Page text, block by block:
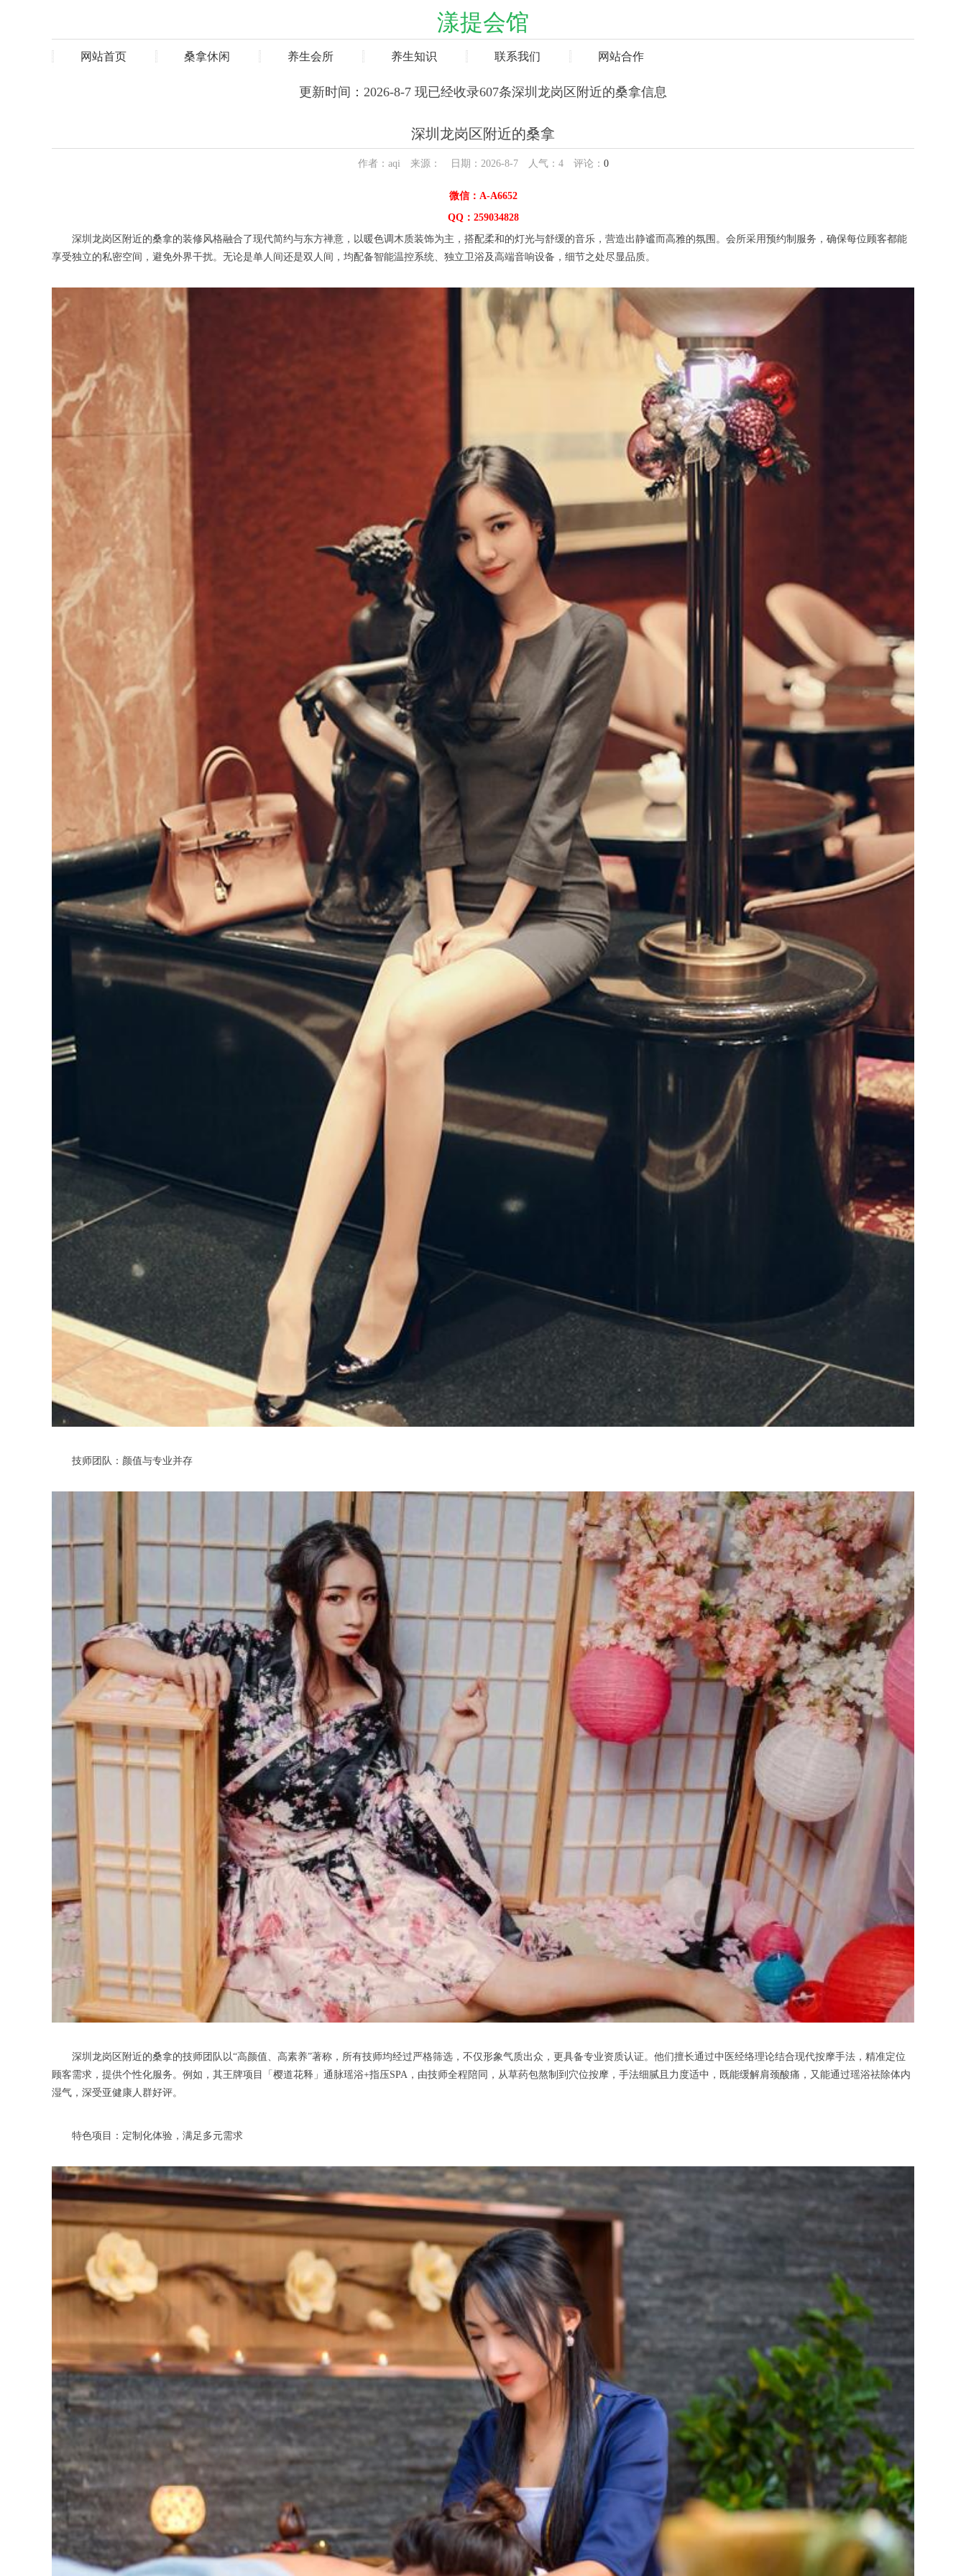
漾提会馆
网站首页 桑拿休闲 养生会所 养生知识 联系我们 网站合作
更新时间：2026-8-7 现已经收录607条深圳龙岗区附近的桑拿信息
深圳龙岗区附近的桑拿
作者：aqi 来源： 日期：2026-8-7 人气： 4评论： 0
微信：A-A6652
QQ：259034828
深圳龙岗区附近的桑拿的装修风格融合了现代简约与东方禅意，以暖色调木质装饰为主，搭配柔和的灯光与舒缓的音乐，营造出静谧而高雅的氛围。会所采用预约制服务，确保每位顾客都能
享受独立的私密空间，避免外界干扰。无论是单人间还是双人间，均配备智能温控系统、独立卫浴及高端音响设备，细节之处尽显品质。
技师团队：颜值与专业并存
深圳龙岗区附近的桑拿的技师团队以“高颜值、高素养”著称，所有技师均经过严格筛选，不仅形象气质出众，更具备专业资质认证。他们擅长通过中医经络理论结合现代按摩手法，精准定位
顾客需求，提供个性化服务。例如，其王牌项目「樱道花释」通脉瑶浴+指压SPA，由技师全程陪同，从草药包熬制到穴位按摩，手法细腻且力度适中，既能缓解肩颈酸痛，又能通过瑶浴祛除体内
湿气，深受亚健康人群好评。
特色项目：定制化体验，满足多元需求